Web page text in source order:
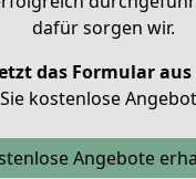
dafür sorgen wir.
das Formular aus
Sie kostenlose
Angebote